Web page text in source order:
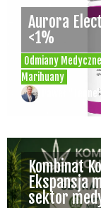
Odmiany
Marihuany
Aurora
<1%
Paweł
Kombinat
Ekspansja
sektor